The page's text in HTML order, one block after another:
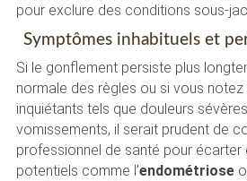
pour exclure des conditions sous-
Symptômes inhabituels et
Si le gonflement persiste plus
normale des règles ou si vous
inquiétants tels que douleurs
vomissements, il serait prudent de
professionnel de santé pour écarter
potentiels comme l’endométriose